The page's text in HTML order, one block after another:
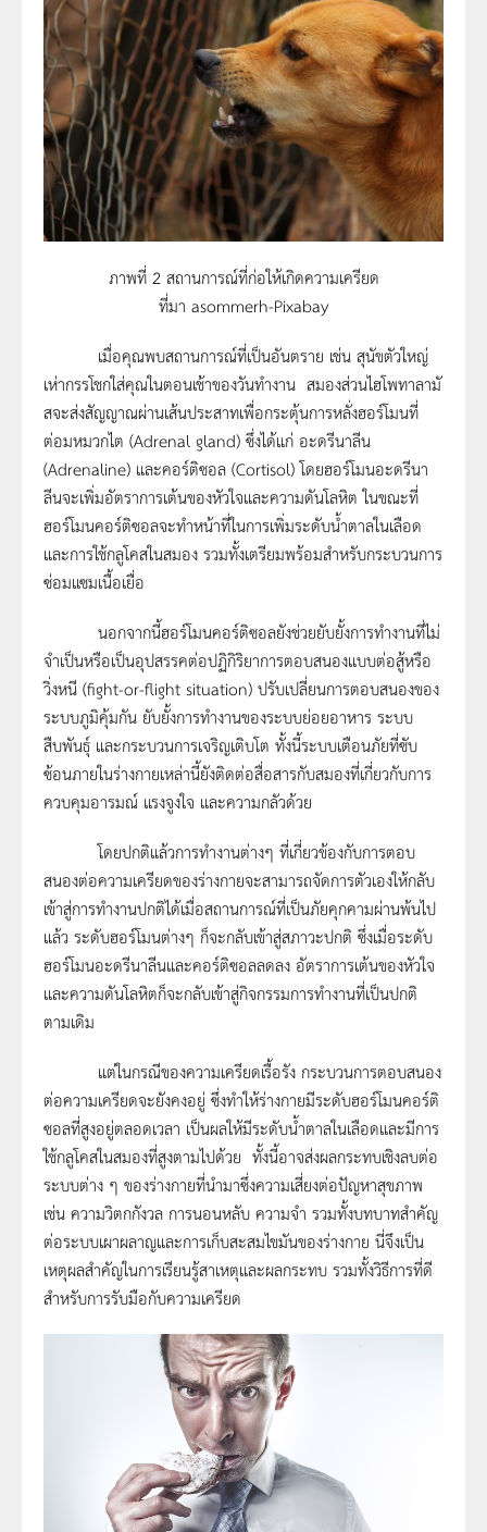
ภาพที่ 2 สถานการณ์ที่ก่อให้เกิดความเครียด
ที่มา asommerh-Pixabay
เมื่อคุณพบสถานการณ์ที่เป็นอันตราย เช่น สุนัขตัวใหญ่
เห่ากรรโชกใส่คุณในตอนเช้าของวันทำงาน สมองส่วนไฮโพทาลามั
สจะส่งสัญญาณผ่านเส้นประสาทเพื่อกระตุ้นการหลั่งฮอร์โมนที่
ต่อมหมวกไต (Adrenal gland) ซึ่งได้แก่ อะดรีนาลีน
(Adrenaline) และคอร์ติซอล (Cortisol) โดยฮอร์โมนอะดรีนา
ลีนจะเพิ่มอัตราการเต้นของหัวใจและความดันโลหิต ในขณะที่
ฮอร์โมนคอร์ติซอลจะทำหน้าที่ในการเพิ่มระดับน้ำตาลในเลือด
และการใช้กลูโคสในสมอง รวมทั้งเตรียมพร้อมสำหรับกระบวนการ
ซ่อมแซมเนื้อเยื่อ
นอกจากนี้ฮอร์โมนคอร์ติซอลยังช่วยยับยั้งการทำงานที่ไม่
จำเป็นหรือเป็นอุปสรรคต่อปฏิกิริยาการตอบสนองแบบต่อสู้หรือ
วิ่งหนี (fight-or-flight situation) ปรับเปลี่ยนการตอบสนองของ
ระบบภูมิคุ้มกัน ยับยั้งการทำงานของระบบย่อยอาหาร ระบบ
สืบพันธุ์ และกระบวนการเจริญเติบโต ทั้งนี้ระบบเตือนภัยที่ซับ
ซ้อนภายในร่างกายเหล่านี้ยังติดต่อสื่อสารกับสมองที่เกี่ยวกับการ
ควบคุมอารมณ์ แรงจูงใจ และความกลัวด้วย
โดยปกติแล้วการทำงานต่างๆ ที่เกี่ยวข้องกับการตอบ
สนองต่อความเครียดของร่างกายจะสามารถจัดการตัวเองให้กลับ
เข้าสู่การทำงานปกติได้เมื่อสถานการณ์ที่เป็นภัยคุกคามผ่านพ้นไป
แล้ว ระดับฮอร์โมนต่างๆ ก็จะกลับเข้าสู่สภาวะปกติ ซึ่งเมื่อระดับ
ฮอร์โมนอะดรีนาลีนและคอร์ติซอลลดลง อัตราการเต้นของหัวใจ
และความดันโลหิตก็จะกลับเข้าสู่กิจกรรมการทำงานที่เป็นปกติ
ตามเดิม
แต่ในกรณีของความเครียดเรื้อรัง กระบวนการตอบสนอง
ต่อความเครียดจะยังคงอยู่ ซึ่งทำให้ร่างกายมีระดับฮอร์โมนคอร์ติ
ซอลที่สูงอยู่ตลอดเวลา เป็นผลให้มีระดับน้ำตาลในเลือดและมีการ
ใช้กลูโคสในสมองที่สูงตามไปด้วย ทั้งนี้อาจส่งผลกระทบเชิงลบต่อ
ระบบต่าง ๆ ของร่างกายที่นำมาซึ่งความเสี่ยงต่อปัญหาสุขภาพ
เช่น ความวิตกกังวล การนอนหลับ ความจำ รวมทั้งบทบาทสำคัญ
ต่อระบบเผาผลาญและการเก็บสะสมไขมันของร่างกาย นี่จึงเป็น
เหตุผลสำคัญในการเรียนรู้สาเหตุและผลกระทบ รวมทั้งวิธีการที่ดี
สำหรับการรับมือกับความเครียด